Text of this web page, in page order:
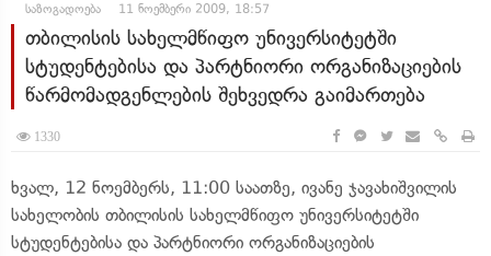
საზოგადოება 11 ნოემბერი 2009, 18:57
თბილისის სახელმწიფო უნივერსიტეტში
სტუდენტებისა და პარტნიორი ორგანიზაციების
წარმომადგენლების შეხვედრა გაიმართება
1330
ხვალ, 12 ნოემბერს, 11:00 საათზე, ივანე ჯავახიშვილის
სახელობის თბილისის სახელმწიფო უნივერსიტეტში
სტუდენტებისა და პარტნიორი ორგანიზაციების